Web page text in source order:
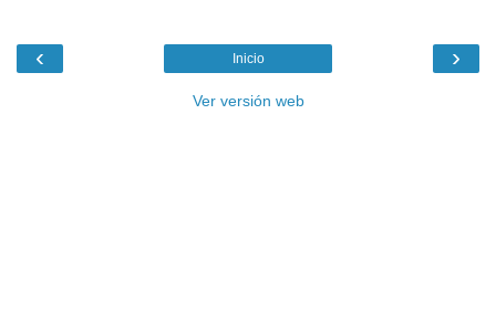
‹ ›
Inicio
Ver versión web